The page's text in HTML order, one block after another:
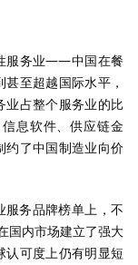
服务业——中国在餐
至超越国际水平，
业占整个服务业的比
息软件、供应链金
约了中国制造业向价
服务品牌榜单上，不
国内市场建立了强大
认可度上仍有明显短